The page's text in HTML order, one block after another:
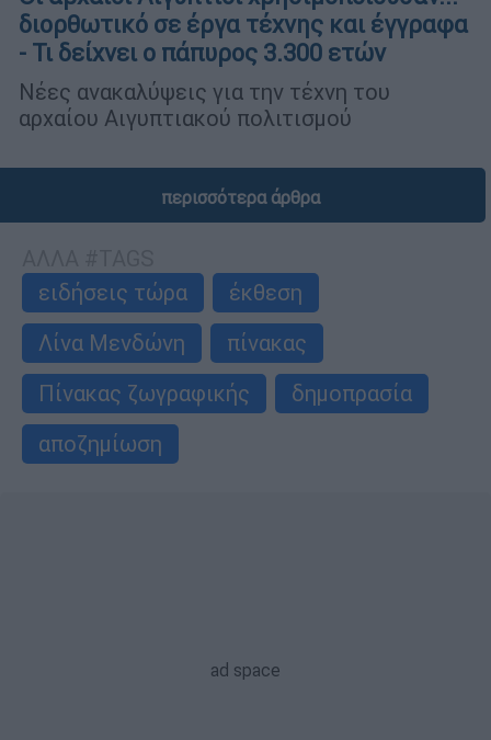
διορθωτικό σε έργα τέχνης και έγγραφα
- Τι δείχνει ο πάπυρος 3.300 ετών
Νέες ανακαλύψεις για την τέχνη του
αρχαίου Αιγυπτιακού πολιτισμού
περισσότερα άρθρα
ειδήσεις τώρα
έκθεση
Λίνα Μενδώνη
πίνακας
Πίνακας ζωγραφικής
δημοπρασία
αποζημίωση